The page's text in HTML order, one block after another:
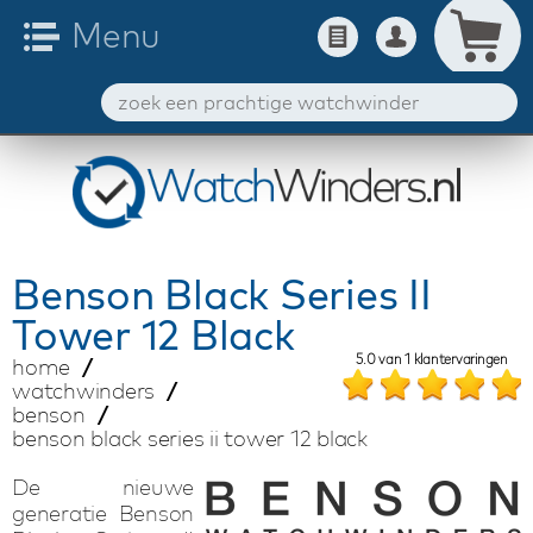
Benson Black Series II
Tower 12 Black
home
watchwinders
benson
benson black series ii tower 12 black
5.0van1 klantervaringen
De nieuwe
generatie Benson